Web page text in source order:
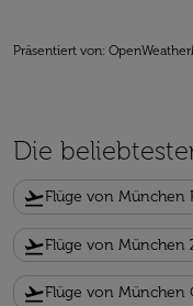
Präsentiert von:
Die
flight_takeoffFlüge von München
flight_takeoffFlüge von München
flight_takeoffFlüge von München